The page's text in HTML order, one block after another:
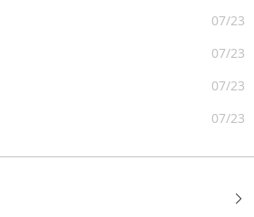
07/23
07/23
07/23
07/23
